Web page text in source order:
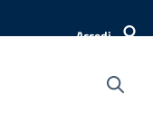
Accedi